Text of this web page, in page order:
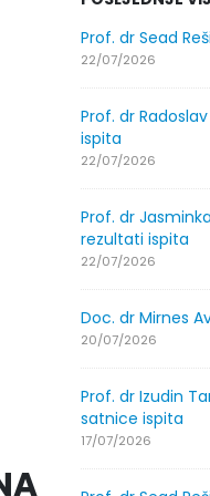
Prof. dr Sead
22/07/2026
Prof. dr
ispita
22/07/2026
Prof. dr
rezultati ispita
22/07/2026
Doc. dr Mirnes
20/07/2026
Prof. dr Izudin
satnice ispita
17/07/2026